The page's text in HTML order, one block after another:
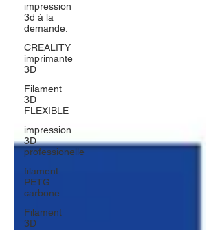
impression
3d à la
demande.
CREALITY
imprimante
3D
Filament
3D
FLEXIBLE
impression
3D
professionelle
filament
PETG
carbone
Filament
3D